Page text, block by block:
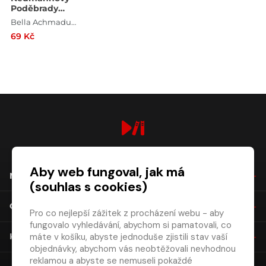
Poděbrady
1977
Bella Achmadulinová , Anna Andrejevna Achmatovová , Fazu Alijevová , Alexandr Błok , Jurij Bondarev , Marina Cvetajeva , Hana Čiháková , Ilja Erenburg , Eduardas Mieželaitis , Robert Ivanovič Rožděstvenskij , Vasilij Šukšin
69 Kč
NÁKUP
O SPOLEČNOSTI
KONTAKT
Aby web fungoval, jak má
(souhlas s cookies)
Pro co nejlepší zážitek z procházení webu - aby
fungovalo vyhledávání, abychom si pamatovali, co
máte v košíku, abyste jednoduše zjistili stav vaší
objednávky, abychom vás neobtěžovali nevhodnou
reklamou a abyste se nemuseli pokaždé